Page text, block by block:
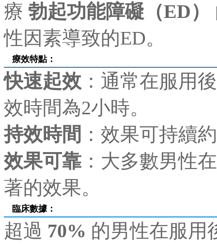
療 勃起功能障礙（ED）
性因素導致的ED。
療效特點：
快速起效 ：通常在服用
效時間為2小時。
持效時間 ：效果可持續
效果可靠 ：大多數男性
著的效果。
臨床數據：
超過 70% 的男性在服用